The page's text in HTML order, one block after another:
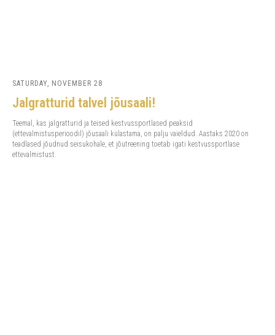
SATURDAY, NOVEMBER 28
Jalgratturid talvel jõusaali!
Teemal, kas jalgratturid ja teised kestvussportlased peaksid
(ettevalmistusperioodil) jõusaali külastama, on palju vaieldud. Aastaks 2020 on
teadlased jõudnud seisukohale, et jõutreening toetab igati kestvussportlase
ettevalmistust.